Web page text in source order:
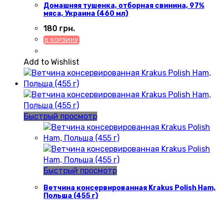
Домашняя тушенка, отборная свинина, 97%
мяса, Украина (460 мл)
180 грн.
В КОРЗИНУ
Add to Wishlist
Быстрый просмотр
Быстрый просмотр
Ветчина консервированная Krakus Polish Ham,
Польша (455 г)